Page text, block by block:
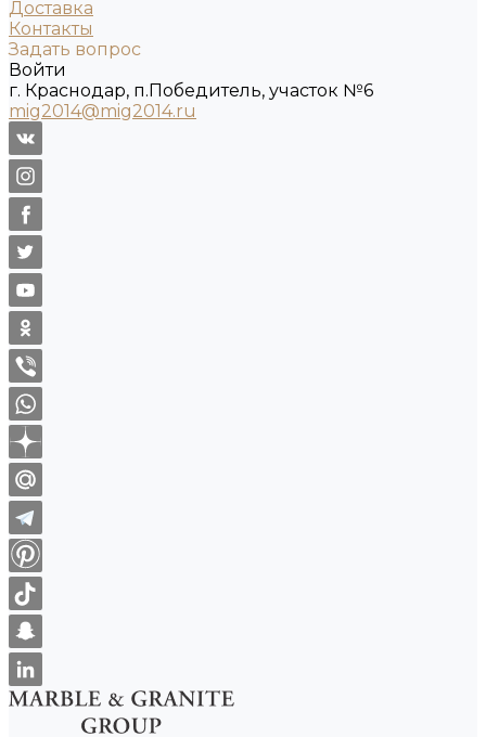
Доставка
Контакты
Задать вопрос
Войти
г. Краснодар, п.Победитель, участок №6
mig2014@mig2014.ru